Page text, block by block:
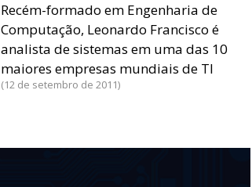
Recém-formado em Engenharia de
Computação, Leonardo Francisco é
analista de sistemas em uma das 10
maiores empresas mundiais de TI
12 de setembro de 2011